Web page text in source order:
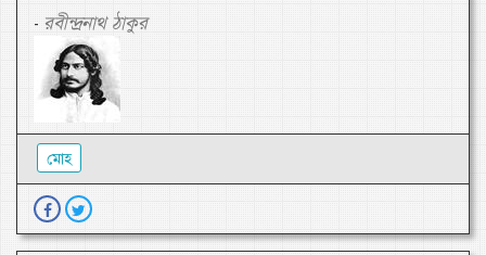
- রবীন্দ্রনাথ ঠাকুর
মোহ